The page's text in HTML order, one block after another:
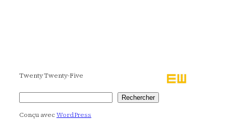
Twenty Twenty-Five
Rechercher Rechercher
Conçu avecWordPress